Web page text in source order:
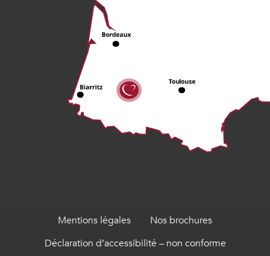
Mentions légales
Nos brochures
Déclaration d’accessibilité – non conforme